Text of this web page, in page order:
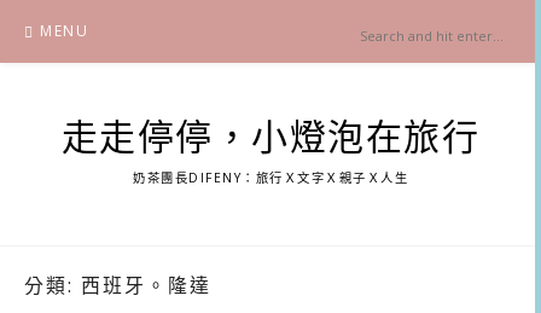
content
MENU
走走停停，小燈泡在旅行
奶茶團長DIFENY：旅行Ｘ文字Ｘ親子Ｘ人生
分類: 西班牙。隆達